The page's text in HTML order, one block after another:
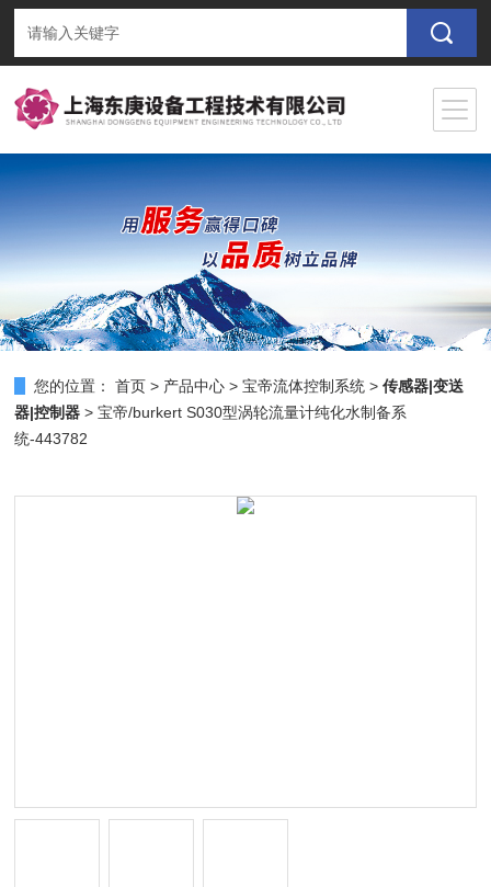
您的位置： 首页 > 产品中心 >宝帝流体控制系统 >传感器|变送
器|控制器 > 宝帝/burkert S030型涡轮流量计纯化水制备系
统-443782